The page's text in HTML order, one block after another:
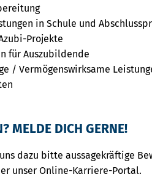
in Schule und
Projekte
für Auszubildende
/ Vermögenswirksame
MELDE DICH GERNE!
dazu bitte aussagekräftige
unser Online-Karriere-Portal.